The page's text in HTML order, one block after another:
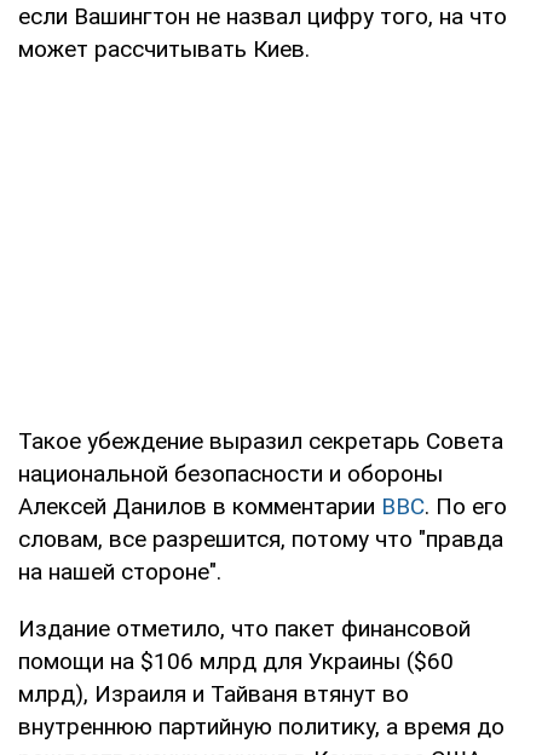
если Вашингтон не назвал цифру того, на что
может рассчитывать Киев.
Такое убеждение выразил секретарь Совета
национальной безопасности и обороны
Алексей Данилов в комментарии BBC. По его
словам, все разрешится, потому что "правда
на нашей стороне".
Издание отметило, что пакет финансовой
помощи на $106 млрд для Украины ($60
млрд), Израиля и Тайваня втянут во
внутреннюю партийную политику, а время до